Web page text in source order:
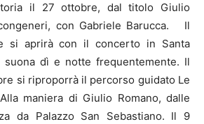
il 27 ottobre, dal titolo Giulio
con Gabriele Barucca. Il
si aprirà con il concerto in Santa
suona dì e notte frequentemente. Il
si riproporrà il percorso guidato Le
maniera di Giulio Romano, dalle
da Palazzo San Sebastiano. Il 9